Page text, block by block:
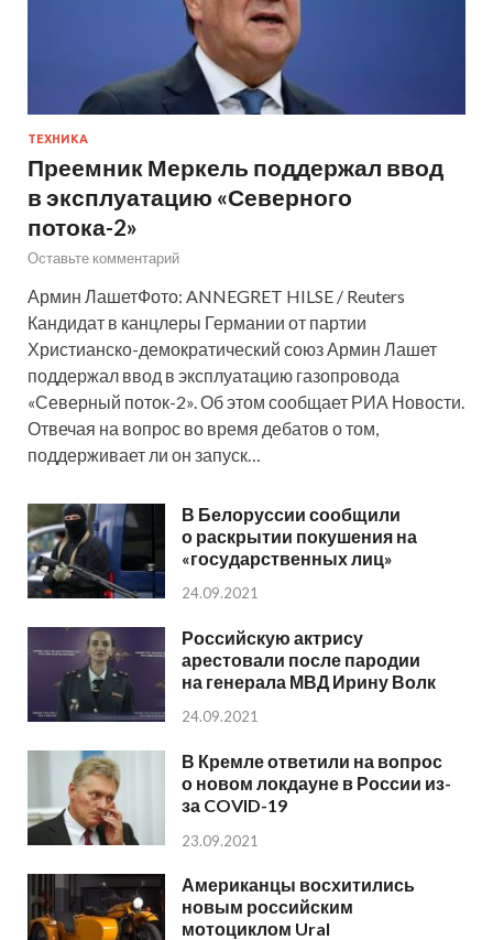
ТЕХНИКА
Преемник Меркель поддержал ввод
в эксплуатацию «Северного
потока-2»
Оставьте комментарий
Армин ЛашетФото: ANNEGRET HILSE / Reuters
Кандидат в канцлеры Германии от партии
Христианско-демократический союз Армин Лашет
поддержал ввод в эксплуатацию газопровода
«Северный поток-2». Об этом сообщает РИА Новости.
Отвечая на вопрос во время дебатов о том,
поддерживает ли он запуск…
В Белоруссии сообщили
о раскрытии покушения на
«государственных лиц»
24.09.2021
Российскую актрису
арестовали после пародии
на генерала МВД Ирину Волк
24.09.2021
В Кремле ответили на вопрос
о новом локдауне в России из-
за COVID-19
23.09.2021
Американцы восхитились
новым российским
мотоциклом Ural